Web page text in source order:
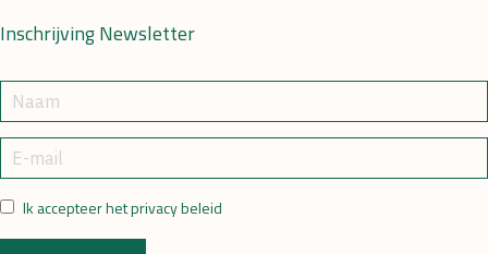
Inschrijving Newsletter
Ik accepteer het privacy beleid